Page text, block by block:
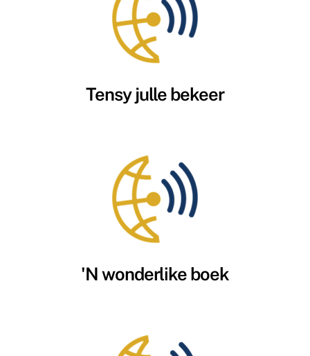
Tensy julle bekeer
'N wonderlike boek